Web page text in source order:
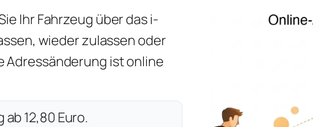
Ihr Fahrzeug über das i-
wieder zulassen oder
Adressänderung ist online
12,80 Euro.